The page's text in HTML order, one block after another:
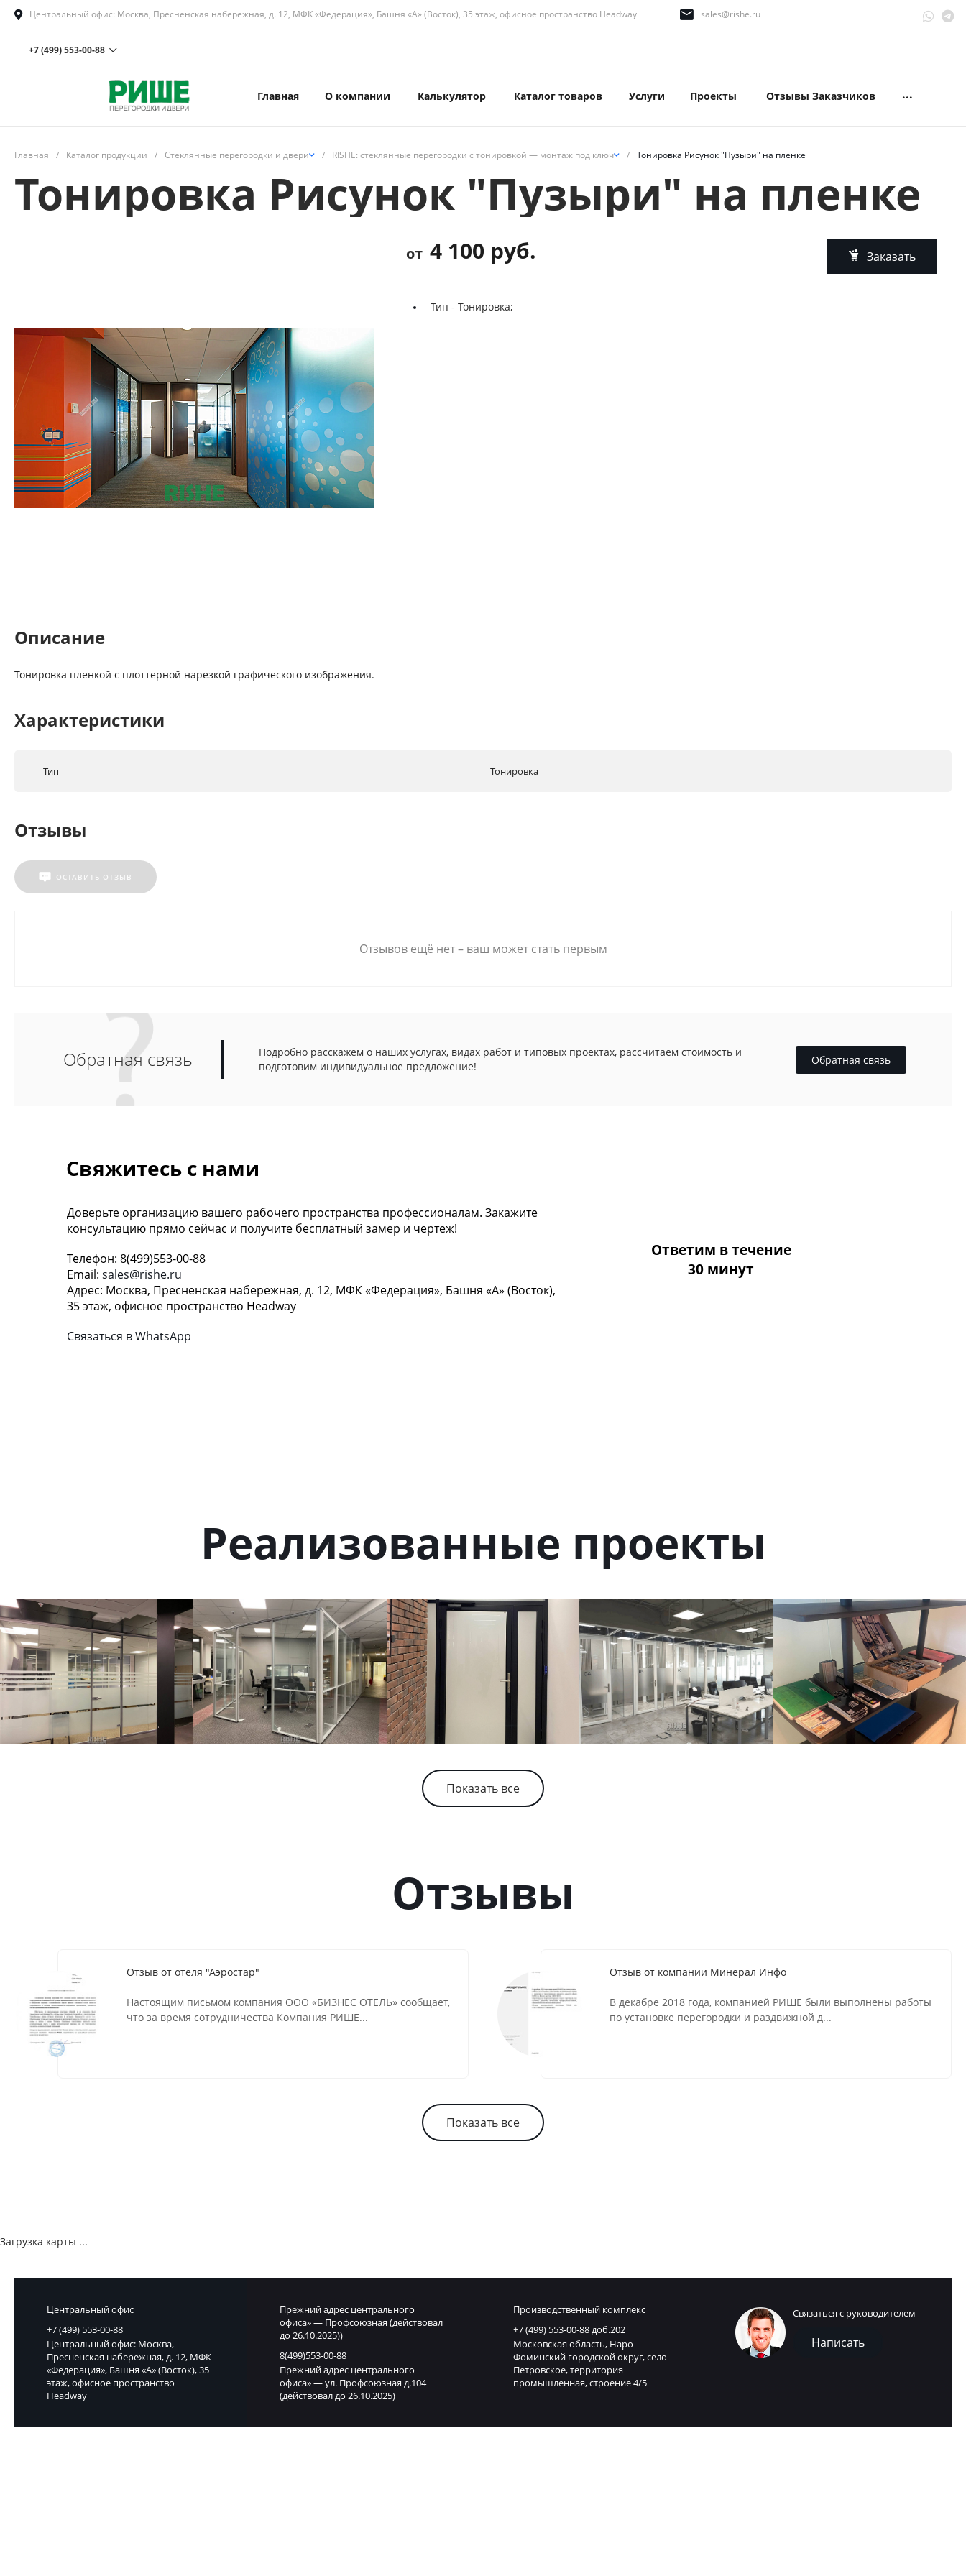
Центральный офис: Москва, Пресненская набережная, д. 12, МФК «Федерация», Башня «А» (Восток), 35 этаж, офисное пространство Headway sales@rishe.ru
+7 (499) 553-00-88
+7 (499) 553-00-88 доб.202
Московская область, Наро-
Пн-Пт с 08:00 до 18:00 Сб-Вс
sale@rishe.ru
Главная О компании Калькулятор Каталог товаров Услуги Проекты Отзывы Заказчиков ...
Главная / Каталог продукции / Стеклянные перегородки и двери / RISHE: стеклянные перегородки с тонировкой — монтаж под ключ / Тонировка Рисунок "Пузыри" на пленке
Тонировка Рисунок "Пузыри" на пленке
от 4 100 руб. Заказать
Тип - Тонировка;
Описание
Тонировка пленкой с плоттерной нарезкой графического изображения.
Характеристики
Тип Тонировка
Отзывы
ОСТАВИТЬ ОТЗЫВ
Отзывов ещё нет – ваш может стать первым
Обратная связь
Подробно расскажем о наших услугах, видах работ и типовых проектах, рассчитаем стоимость и
подготовим индивидуальное предложение!
Обратная связь
Ответим в течение
30 минут
Доверьте организацию вашего рабочего пространства профессионалам. Закажите
консультацию прямо сейчас и получите бесплатный замер и чертеж!
Телефон: 8(499)553-00-88
Email: sales@rishe.ru
Адрес: Москва, Пресненская набережная, д. 12, МФК «Федерация», Башня «А» (Восток),
35 этаж, офисное пространство Headway
Связаться в WhatsApp
Свяжитесь с нами
Реализованные проекты
Показать все
Отзывы
Отзыв от отеля "Аэростар"
Настоящим письмом компания ООО «БИЗНЕС ОТЕЛЬ» сообщает,
что за время сотрудничества Компания РИШЕ...
Отзыв от компании Минерал Инфо
В декабре 2018 года, компанией РИШЕ были выполнены работы
по установке перегородки и раздвижной д...
Показать все
Центральный офис
+7 (499) 553-00-88
Центральный офис: Москва,
Пресненская набережная, д. 12, МФК
«Федерация», Башня «А» (Восток), 35
этаж, офисное пространство
Headway
Прежний адрес центрального
офиса» — Профсоюзная (действовал
до 26.10.2025))
8(499)553-00-88
Прежний адрес центрального
офиса» — ул. Профсоюзная д.104
(действовал до 26.10.2025)
Производственный комплекс
+7 (499) 553-00-88 доб.202
Московская область, Наро-
Фоминский городской округ, село
Петровское, территория
промышленная, строение 4/5
Связаться с руководителем
Написать
Загрузка карты ...